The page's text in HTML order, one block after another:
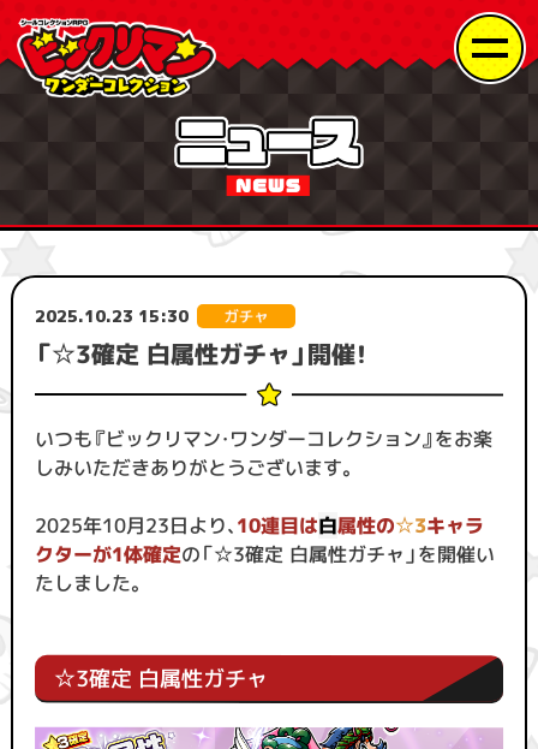
2025.10.23 15:30
「☆3確定 白属性ガチャ」開催！
いつも『ビックリマン・ワンダーコレクション』をお楽
しみいただきありがとうございます。
2025年10月23日より、10連目は白属性の☆3キャラ
クターが1体確定の「☆3確定 白属性ガチャ」を開催い
たしました。
☆3確定 白属性ガチャ